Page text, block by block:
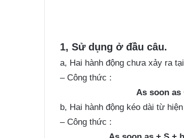
1, Sử dụng ở đầu câu.
a, Hai hành động chưa xảy ra
– Công thức :
As soon
b, Hai hành động kéo dài từ
– Công thức :